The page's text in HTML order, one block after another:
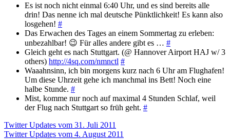
Es ist noch nicht einmal 6:40 Uhr, und es sind bereits alle
drin! Das nenne ich mal deutsche Pünktlichkeit! Es kann also
losgehen! #
Das Erwachen des Tages an einem Sommertag zu erleben:
unbezahlbar! 😉 Für alles andere gibt es … #
Gleich geht es nach Stuttgart. (@ Hannover Airport HAJ w/ 3
others) http://4sq.com/nmnctl #
Waaahnsinn, ich bin morgens kurz nach 6 Uhr am Flughafen!
Um diese Uhrzeit gehe ich manchmal ins Bett! Noch eine
halbe Stunde. #
Mist, komme nur noch auf maximal 4 Stunden Schlaf, weil
der Flug nach Stuttgart so früh geht. #
Beitragsnavigation
Twitter Updates vom 31. Juli 2011
Twitter Updates vom 4. August 2011